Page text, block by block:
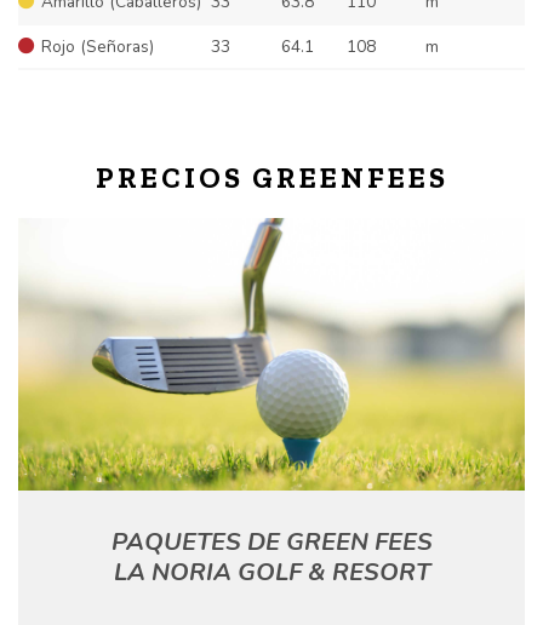
Rojo (Señoras)
33 64.1 108 m
PRECIOS GREENFEES
PAQUETES DE GREEN FEES
LA NORIA GOLF & RESORT